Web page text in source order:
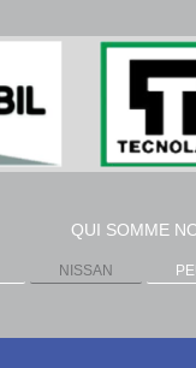
QUI SOMME
NISSAN